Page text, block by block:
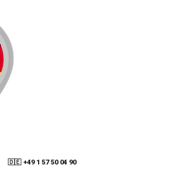
🇩🇪 +49 1 57 50 04 90